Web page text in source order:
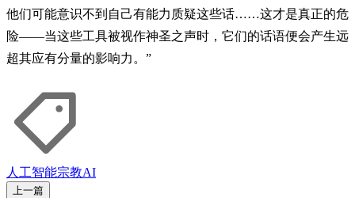
他们可能意识不到自己有能力质疑这些话……这才是真正的危
险——当这些工具被视作神圣之声时，它们的话语便会产生远
超其应有分量的影响力。”
人工智能宗教AI
上一篇